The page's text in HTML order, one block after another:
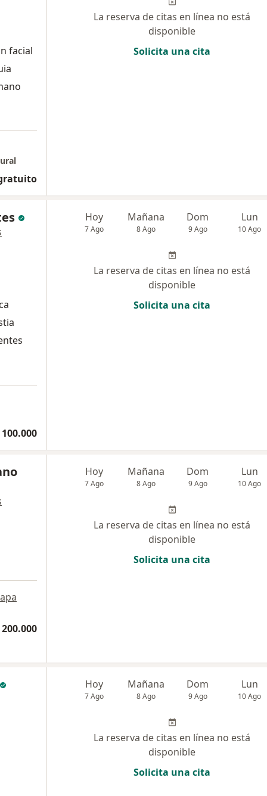
facial
La reserva de citas en línea no está
disponible
Solicita una cita
Hoy
7 Ago
Mañana
8 Ago
Dom
9 Ago
Lun
10 Ago
La reserva de citas en línea no está
disponible
Solicita una cita
Hoy
7 Ago
Mañana
8 Ago
Dom
9 Ago
Lun
10 Ago
La reserva de citas en línea no está
disponible
Solicita una cita
Hoy
7 Ago
Mañana
8 Ago
Dom
9 Ago
Lun
10 Ago
La reserva de citas en línea no está
disponible
Solicita una cita